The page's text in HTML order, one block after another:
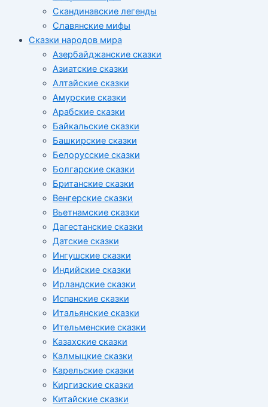
Скандинавские легенды
Славянские мифы
Сказки народов мира
Азербайджанские сказки
Азиатские сказки
Алтайские сказки
Амурские сказки
Арабские сказки
Байкальские сказки
Башкирские сказки
Белорусские сказки
Болгарские сказки
Британские сказки
Венгерские сказки
Вьетнамские сказки
Дагестанские сказки
Датские сказки
Ингушские сказки
Индийские сказки
Ирландские сказки
Испанские сказки
Итальянские сказки
Ительменские сказки
Казахские сказки
Калмыцкие сказки
Карельские сказки
Киргизские сказки
Китайские сказки